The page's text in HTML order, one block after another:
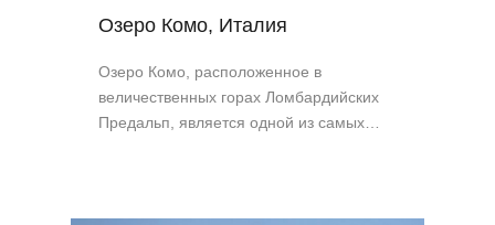
Озеро Комо, Италия
Озеро Комо, расположенное в
величественных горах Ломбардийских
Предальп, является одной из самых…